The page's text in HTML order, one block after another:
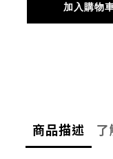
加入購物
商品描述 了